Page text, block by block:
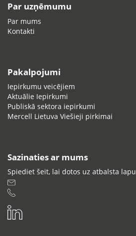
Par uzņēmumu
Par mums
Kontakti
Pakalpojumi
Iepirkumu veicējiem
Aktuālie Iepirkumi
Publiskā sektora iepirkumi
Mercell Lietuva Viešieji pirkimai
Sazinaties ar mums
Spiediet šeit, lai dotos uz atbalsta lapu